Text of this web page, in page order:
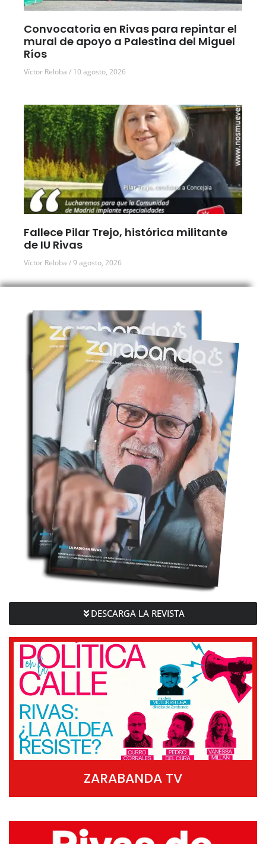
Convocatoria en Rivas para repintar el
mural de apoyo a Palestina del Miguel
Ríos
Víctor Reloba 10 agosto, 2026
Fallece Pilar Trejo, histórica militante
de IU Rivas
Víctor Reloba 9 agosto, 2026
DESCARGA LA REVISTA
ZARABANDA TV